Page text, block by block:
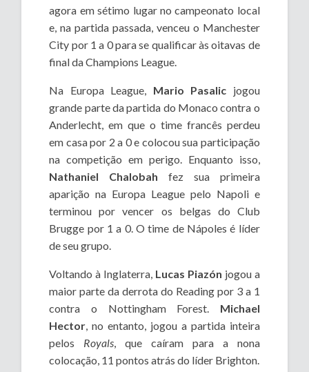
agora em sétimo lugar no campeonato local
e, na partida passada, venceu o Manchester
City por 1 a 0 para se qualificar às oitavas de
final da Champions League.
Na Europa League, Mario Pasalic jogou
grande parte da partida do Monaco contra o
Anderlecht, em que o time francês perdeu
em casa por 2 a 0 e colocou sua participação
na competição em perigo. Enquanto isso,
Nathaniel Chalobah fez sua primeira
aparição na Europa League pelo Napoli e
terminou por vencer os belgas do Club
Brugge por 1 a 0. O time de Nápoles é líder
de seu grupo.
Voltando à Inglaterra, Lucas Piazón jogou a
maior parte da derrota do Reading por 3 a 1
contra o Nottingham Forest. Michael
Hector, no entanto, jogou a partida inteira
pelos Royals, que caíram para a nona
colocação, 11 pontos atrás do líder Brighton.